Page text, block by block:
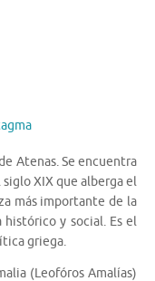
Atenas. Se encuentra
XIX que alberga el
más importante de la
y social. Es el
griega.
(Leofóros Amalías)